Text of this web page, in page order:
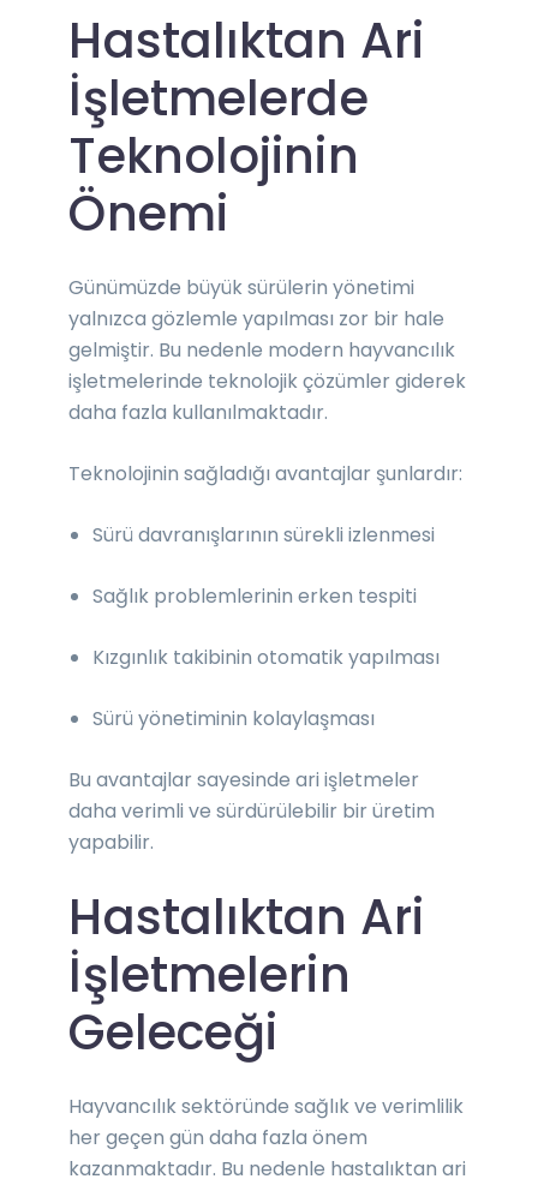
Hastalıktan Ari
İşletmelerde
Teknolojinin
Önemi
Günümüzde büyük sürülerin yönetimi
yalnızca gözlemle yapılması zor bir hale
gelmiştir. Bu nedenle modern hayvancılık
işletmelerinde teknolojik çözümler giderek
daha fazla kullanılmaktadır.
Teknolojinin sağladığı avantajlar şunlardır:
Sürü davranışlarının sürekli izlenmesi
Sağlık problemlerinin erken tespiti
Kızgınlık takibinin otomatik yapılması
Sürü yönetiminin kolaylaşması
Bu avantajlar sayesinde ari işletmeler
daha verimli ve sürdürülebilir bir üretim
yapabilir.
Hastalıktan Ari
İşletmelerin
Geleceği
Hayvancılık sektöründe sağlık ve verimlilik
her geçen gün daha fazla önem
kazanmaktadır. Bu nedenle hastalıktan ari